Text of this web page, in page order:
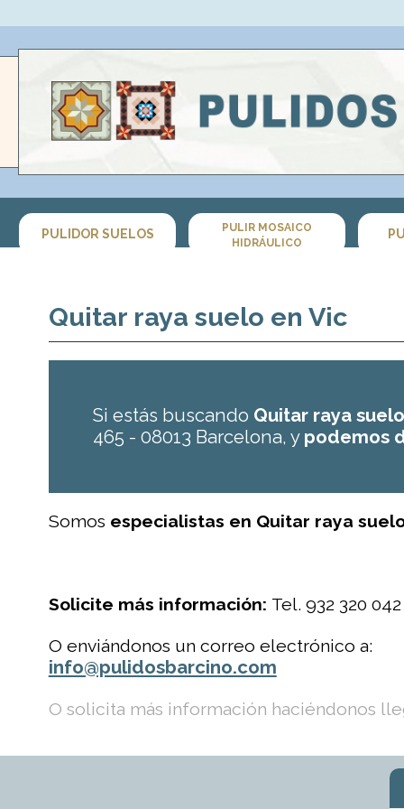
PULIDOR SUELOS
PULIR MOSAICO
HIDRÁULICO
Quitar raya suelo en Vic
Si estás buscando Quitar raya
465 - 08013 Barcelona, y podemos
Somos especialistas en Quitar raya
Solicite más información: Tel. 932 320
O enviándonos un correo electrónico a:
info@pulidosbarcino.com
O solicita más información haciéndonos